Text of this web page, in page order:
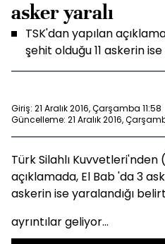
asker yaralı
TSK'dan yapılan
şehit olduğu 11 askerin
Giriş: 21 Aralık 2016, Çarşamba 11:58
Güncelleme: 21 Aralık 2016,
Türk Silahlı Kuvvetleri'nden
açıklamada, El Bab 'da 3
askerin ise yaralandığı
ayrıntılar geliyor...